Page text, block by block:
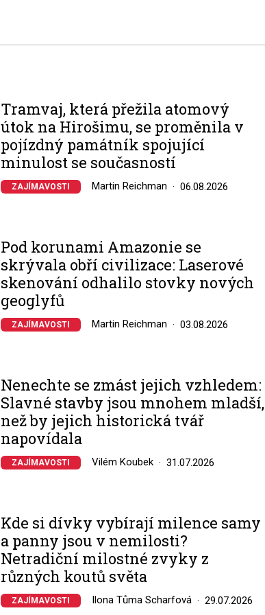
Tramvaj, která přežila atomový
útok na Hirošimu, se proměnila v
pojízdný památník spojující
minulost se současností
ZAJÍMAVOSTI Martin Reichman 06.08.2026
Pod korunami Amazonie se
skrývala obří civilizace: Laserové
skenování odhalilo stovky nových
geoglyfů
ZAJÍMAVOSTI Martin Reichman 03.08.2026
Nenechte se zmást jejich vzhledem:
Slavné stavby jsou mnohem mladší,
než by jejich historická tvář
napovídala
ZAJÍMAVOSTI Vilém Koubek 31.07.2026
Kde si dívky vybírají milence samy
a panny jsou v nemilosti?
Netradiční milostné zvyky z
různých koutů světa
ZAJÍMAVOSTI Ilona Tůma Scharfová 29.07.2026